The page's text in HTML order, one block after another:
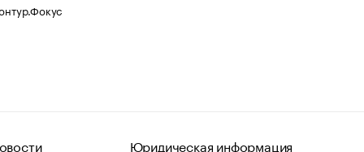
Юридическая информация